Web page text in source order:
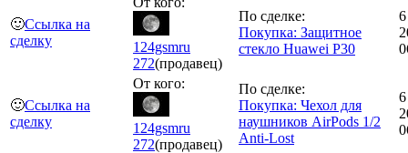
🙂Ссылка на
сделку
124gsmru
272(продавец)
По сделке:
Покупка: Защитное
стекло Huawei P30
🙂Ссылка на
сделку
От кого:
124gsmru
272(продавец)
По сделке:
Покупка: Чехол для
наушников AirPods 1/2
Anti-Lost